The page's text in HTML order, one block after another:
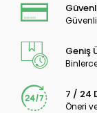
Geniş
7 / 24
Öneri